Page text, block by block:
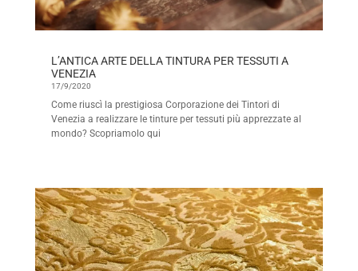
L’ANTICA ARTE DELLA TINTURA PER TESSUTI A
VENEZIA
17/9/2020
Come riuscì la prestigiosa Corporazione dei Tintori di
Venezia a realizzare le tinture per tessuti più apprezzate al
mondo? Scopriamolo qui